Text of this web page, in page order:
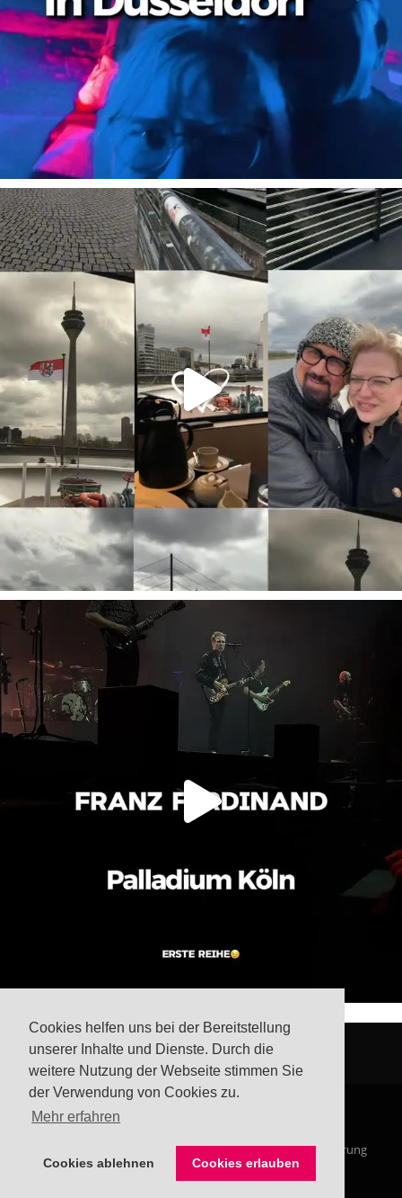
Cookies helfen uns bei der Bereitstellung
unserer Inhalte und Dienste. Durch die
weitere Nutzung der Webseite stimmen Sie
der Verwendung von Cookies zu.
Mehr erfahren
Cookies ablehnen Cookies erlauben
Impressum Datenschutzerklärung